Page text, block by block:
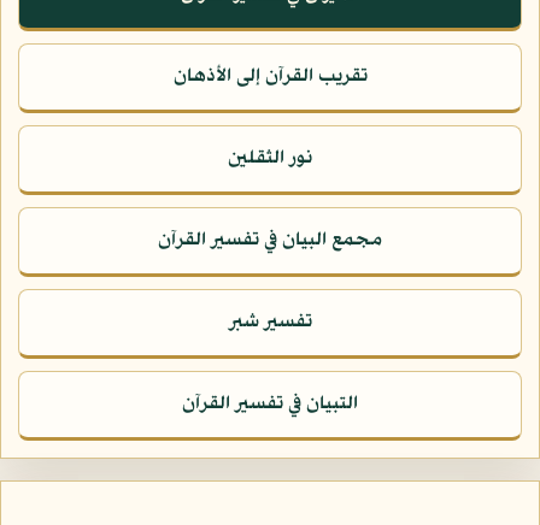
تقريب القرآن إلى الأذهان
نور الثقلين
مجمع البيان في تفسير القرآن
تفسير شبر
التبيان في تفسير القرآن